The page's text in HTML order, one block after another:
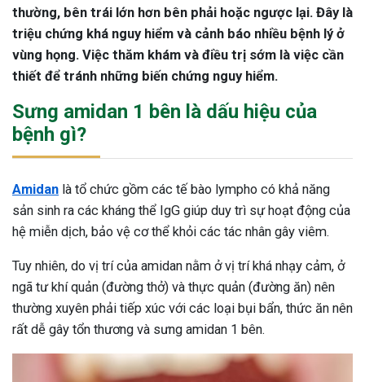
thường, bên trái lớn hơn bên phải hoặc ngược lại. Đây là
triệu chứng khá nguy hiểm và cảnh báo nhiều bệnh lý ở
vùng họng. Việc thăm khám và điều trị sớm là việc cần
thiết để tránh những biến chứng nguy hiểm.
Sưng amidan 1 bên là dấu hiệu của
bệnh gì?
Amidan là tổ chức gồm các tế bào lympho có khả năng
sản sinh ra các kháng thể IgG giúp duy trì sự hoạt động của
hệ miễn dịch, bảo vệ cơ thể khỏi các tác nhân gây viêm.
Tuy nhiên, do vị trí của amidan nằm ở vị trí khá nhạy cảm, ở
ngã tư khí quản (đường thở) và thực quản (đường ăn) nên
thường xuyên phải tiếp xúc với các loại bụi bẩn, thức ăn nên
rất dễ gây tổn thương và sưng amidan 1 bên.